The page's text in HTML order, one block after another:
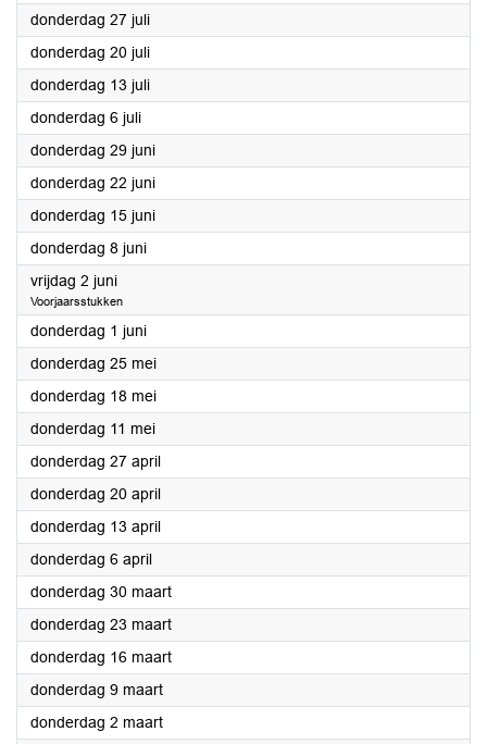
donderdag 27 juli2023
donderdag 20 juli2023
donderdag 13 juli2023
donderdag 6 juli2023
donderdag 29 juni2023
donderdag 22 juni2023
donderdag 15 juni2023
donderdag 8 juni2023
vrijdag 2 juni2023
Voorjaarsstukken
donderdag 1 juni2023
donderdag 25 mei2023
donderdag 18 mei2023
donderdag 11 mei2023
donderdag 27 april2023
donderdag 20 april2023
donderdag 13 april2023
donderdag 6 april2023
donderdag 30 maart2023
donderdag 23 maart2023
donderdag 16 maart2023
donderdag 9 maart2023
donderdag 2 maart2023